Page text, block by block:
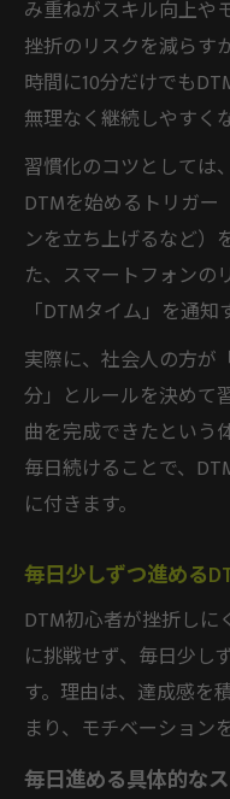
み重ねがスキル向上や
挫折のリスクを減らす
時間に10分だけでも
無理なく継続しやすく
習慣化のコツとしては
DTMを始めるトリガー
ンを立ち上げるなど）
た、スマートフォンの
「DTMタイム」を通知
実際に、社会人の方が
分」とルールを決めて
曲を完成できたという
毎日続けることで、
に付きます。
毎日少しずつ進める
DTM初心者が挫折しに
に挑戦せず、毎日少し
す。理由は、達成感を
まり、モチベーション
毎日進める具体的な